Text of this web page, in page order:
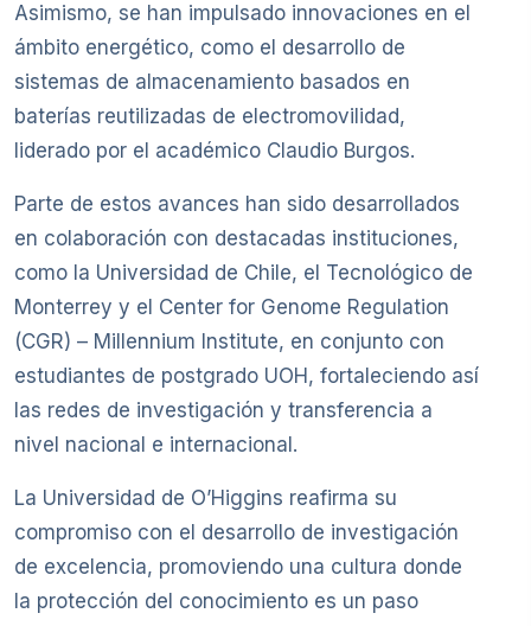
Asimismo, se han impulsado innovaciones en el
ámbito energético, como el desarrollo de
sistemas de almacenamiento basados en
baterías reutilizadas de electromovilidad,
liderado por el académico Claudio Burgos.
Parte de estos avances han sido desarrollados
en colaboración con destacadas instituciones,
como la Universidad de Chile, el Tecnológico de
Monterrey y el Center for Genome Regulation
(CGR) – Millennium Institute, en conjunto con
estudiantes de postgrado UOH, fortaleciendo así
las redes de investigación y transferencia a
nivel nacional e internacional.
La Universidad de O’Higgins reafirma su
compromiso con el desarrollo de investigación
de excelencia, promoviendo una cultura donde
la protección del conocimiento es un paso